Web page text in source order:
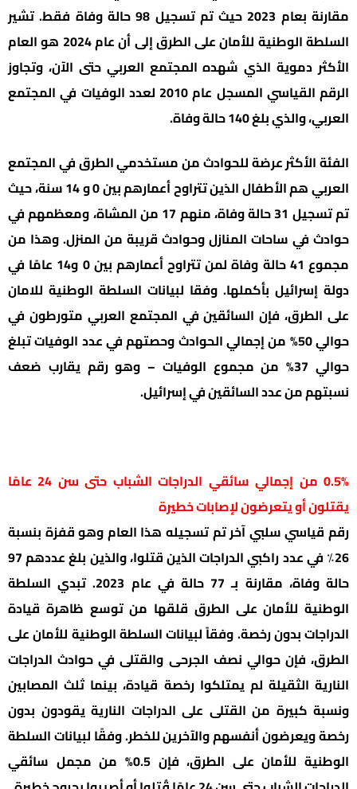
مقارنة بعام 2023 حيث تم تسجيل 98 حالة وفاة فقط. تشير
السلطة الوطنية للأمان على الطرق إلى أن عام 2024 هو العام
الأكثر دموية الذي شهده المجتمع العربي حتى الآن، وتجاوز
الرقم القياسي المسجل عام 2010 لعدد الوفيات في المجتمع
العربي، والذي بلغ 140 حالة وفاة.
الفئة الأكثر عرضة للحوادث من مستخدمي الطرق في المجتمع
العربي هم الأطفال الذين تتراوح أعمارهم بين 0 و 14 سنة، حيث
تم تسجيل 31 حالة وفاة، منهم 17 من المشاة، ومعظمهم في
حوادث في ساحات المنازل وحوادث قريبة من المنزل. وهذا من
مجموع 41 حالة وفاة لمن تتراوح أعمارهم بين 0 و14 عامًا في
دولة إسرائيل بأكملها. وفقا لبيانات السلطة الوطنية للامان
على الطرق، فإن السائقين في المجتمع العربي متورطون في
حوالي 50% من إجمالي الحوادث وحصتهم في عدد الوفيات تبلغ
حوالي 37% من مجموع الوفيات – وهو رقم يقارب ضعف
نسبتهم من عدد السائقين في إسرائيل.
0.5% من إجمالي سائقي الدراجات الشباب حتى سن 24 عامًا
يقتلون أو يتعرضون لإصابات خطيرة
رقم قياسي سلبي آخر تم تسجيله هذا العام وهو قفزة بنسبة
26٪ في عدد راكبي الدراجات الذين قتلوا، والذين بلغ عددهم 97
حالة وفاة، مقارنة بـ 77 حالة في عام 2023. تبدي السلطة
الوطنية للأمان على الطرق قلقها من توسع ظاهرة قيادة
الدراجات بدون رخصة. وفقاً لبيانات السلطة الوطنية للأمان على
الطرق، فإن حوالي نصف الجرحى والقتلى في حوادث الدراجات
النارية الثقيلة لم يمتلكوا رخصة قيادة، بينما ثلث المصابين
ونسبة كبيرة من القتلى على الدراجات النارية يقودون بدون
رخصة ويعرضون أنفسهم والآخرين للخطر. وفقًا لبيانات السلطة
الوطنية للأمان على الطرق، فإن 0.5% من مجمل سائقي